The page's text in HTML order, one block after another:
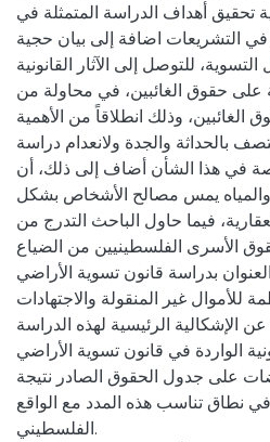
تحقيق أهداف الدراسة المتمثلة في
التشريعات اضافة إلى بيان حجية
للتوصل إلى الآثار القانونية
على حقوق الغائبين، في محاولة من
وذلك انطلاقاً من الأهمية
بالحداثة والجدة ولانعدام دراسة
في هذا الشأن أضاف إلى ذلك، أن
والمياه يمس مصالح الأشخاص بشكل
فيما حاول الباحث التدرج من
الأسرى الفلسطينيين من الضياع.
بدراسة قانون تسوية الأراضي
للأموال غير المنقولة والاجتهادات
الإشكالية الرئيسية لهذه الدراسة
الواردة في قانون تسوية الأراضي
على جدول الحقوق الصادر نتيجة
نطاق تناسب هذه المدد مع الواقع
الفلسطيني.